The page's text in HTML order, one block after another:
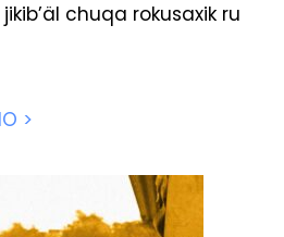
chuqa rokusaxik ru
>